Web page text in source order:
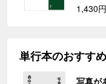
1,430
単行本のおすす
写真が